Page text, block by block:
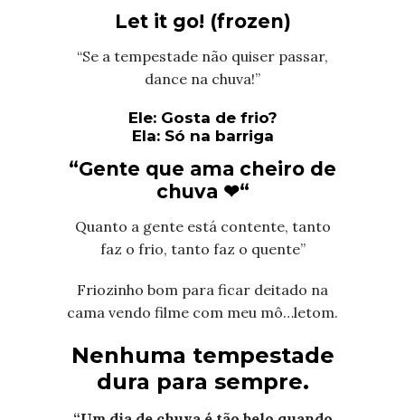
Let it go! (frozen)
“Se a tempestade não quiser passar,
dance na chuva!”
Ele: Gosta de frio?
Ela: Só na barriga
“Gente que ama cheiro de
chuva ❤“
Quanto a gente está contente, tanto
faz o frio, tanto faz o quente”
Friozinho bom para ficar deitado na
cama vendo filme com meu mô…letom.
Nenhuma tempestade
dura para sempre.